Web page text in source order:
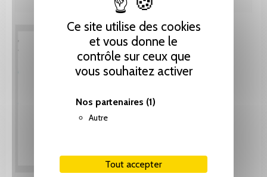
Ce site utilise des cookies
et vous donne le
contrôle sur ceux que
vous souhaitez activer
Nos partenaires (1)
Autre
Tout accepter